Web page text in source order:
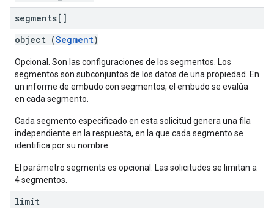
segments[]
object (Segment)
Opcional. Son las configuraciones de los segmentos. Los
segmentos son subconjuntos de los datos de una propiedad. En
un informe de embudo con segmentos, el embudo se evalúa
en cada segmento.
Cada segmento especificado en esta solicitud genera una fila
independiente en la respuesta, en la que cada segmento se
identifica por su nombre.
El parámetro segments es opcional. Las solicitudes se limitan a
4 segmentos.
limit